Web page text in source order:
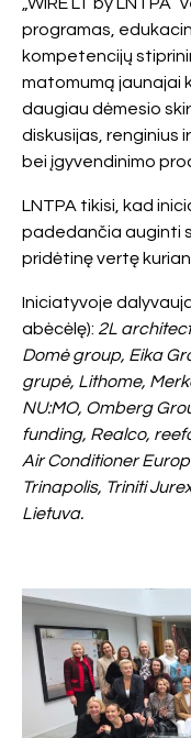
programas,
kompetencijų
matomumą jaunajai
daugiau dėmesio
diskusijas, renginius
bei įgyvendinimo
LNTPA tikisi, kad
padedančia auginti
pridėtinę vertę
Iniciatyvoje
abėcėlę): 2L
Domė group, Eika
grupė, Lithome,
NU:MO, Omberg
funding, Realco,
Air Conditioner
Trinapolis, Triniti
Lietuva.